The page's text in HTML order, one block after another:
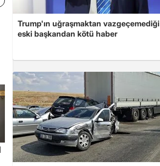
Trump'ın uğraşmaktan vazgeçemediği
eski başkandan kötü haber